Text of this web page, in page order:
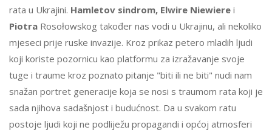
rata u Ukrajini. Hamletov sindrom, Elwire Niewiere i
Piotra Rosołowskog također nas vodi u Ukrajinu, ali nekoliko
mjeseci prije ruske invazije. Kroz prikaz petero mladih ljudi
koji koriste pozornicu kao platformu za izražavanje svoje
tuge i traume kroz poznato pitanje "biti ili ne biti" nudi nam
snažan portret generacije koja se nosi s traumom rata koji je
sada njihova sadašnjost i budućnost. Da u svakom ratu
postoje ljudi koji ne podliježu propagandi i općoj atmosferi